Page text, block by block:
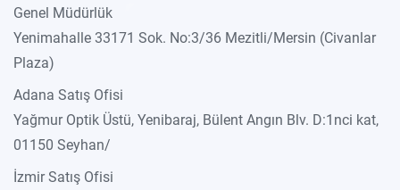
Genel Müdürlük
Yenimahalle 33171 Sok. No:3/36 Mezitli/Mersin (Civanlar
Plaza)
Adana Satış Ofisi
Yağmur Optik Üstü, Yenibaraj, Bülent Angın Blv. D:1nci kat,
01150 Seyhan/
İzmir Satış Ofisi